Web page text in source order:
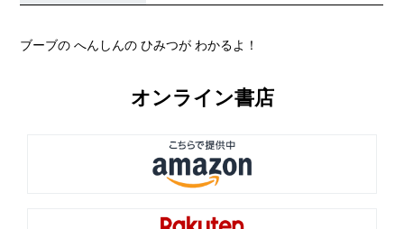
ブーブの へんしんの ひみつが わかるよ！
オンライン書店